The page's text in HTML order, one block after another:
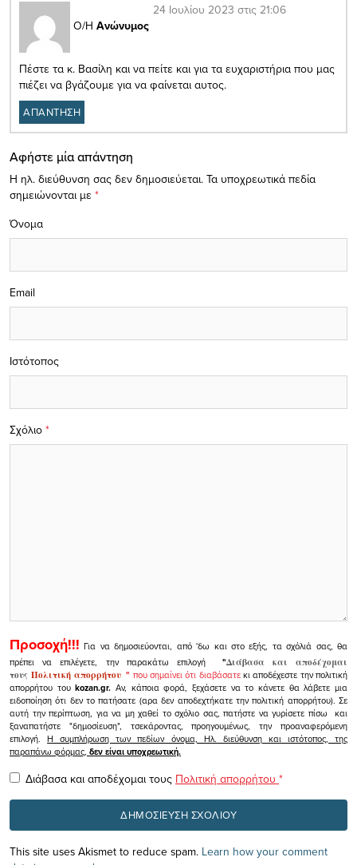
Ο/Η Ανώνυμος
24 Ιουλίου 2023 στις 21:06
Πέστε τα κ. Βασίλη και να πείτε και για τα ευχαριστήρια που μας
πιέζει να βγάζουμε για να φαίνεται αυτος.
ΑΠΑΝΤΗΣΗ
Αφήστε μία απάντηση
Η ηλ. διεύθυνση σας δεν δημοσιεύεται. Τα υποχρεωτικά πεδία
σημειώνονται με *
Σχόλιο *
Όνομα
Email
Ιστότοπος
Προσοχή!!! Για να δημοσιεύονται, από 'δω και στο εξής, τα σχόλιά σας, θα
πρέπει να επιλέγετε, την παρακάτω επιλογή
"Διάβασα και αποδέχομαι
τουςΠολιτική απορρήτου" που σημαίνει ότι διαβάσατεκι αποδέχεστε την πολιτική
απορρήτου τουkozan.gr. Αν, κάποια φορά, ξεχάσετε να το κάνετε θα λάβετε μια
ειδοποίηση ότι δεν το πατήσατε (αρα δεν αποδεχτήκατε την πολιτική απορρήτου). Σε
αυτή την περίπτωση, για να μη χαθεί το σχόλιο σας, πατήστε να γυρίσετε πίσω και
ξαναπατήστε "δημοσίευση", τσεκάροντας, προηγουμένως, την προαναφερόμενη
επιλογή.Η συμπλήρωση των πεδίων όνομα, Ηλ. διεύθυνση και ιστότοπος, της
παραπάνω φόρμας, δεν είναι υποχρεωτική.
Διάβασα και αποδέχομαι τους Πολιτική απορρήτου *
This site uses Akismet to reduce spam. Learn how your comment